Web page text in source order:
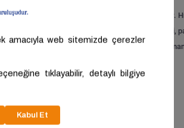
hava depolarında kullanım alanlarına sahiptir.
tüm sektörlerde tercih edilir. Taşıma kapasitesi,
kullanım alanlarına karar verir.
Cephe ve çatı